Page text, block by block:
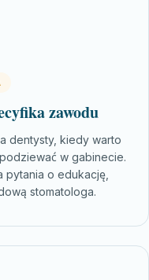
zawodu
dentysty, kiedy warto
w gabinecie.
pytania o edukację,
stomatologa.